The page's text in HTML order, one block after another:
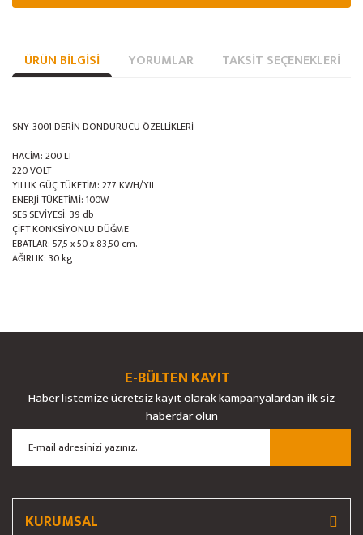
ÜRÜN BILGISI YORUMLAR TAKSIT SEÇENEKLERI
SNY-3001 DERİN DONDURUCU ÖZELLİKLERİ
HACİM: 200 LT
220 VOLT
YILLIK GÜÇ TÜKETİM: 277 KWH/YIL
ENERJİ TÜKETİMİ: 100W
SES SEVİYESİ: 39 db
ÇİFT KONKSİYONLU DÜĞME
EBATLAR: 57,5 x 50 x 83,50 cm.
AĞIRLIK: 30 kg
Bu ürüne ilk yorumu siz yapın!
Yorum Yaz
yetersiz gördüğünüz noktaları öneri formunu kullanarak tarafımıza
Ürün resmi kalitesiz, bozuk veya görüntülenemiyor.
Ürün açıklamasında eksik bilgiler bulunuyor.
Ürün bilgilerinde hatalar bulunuyor.
Ürün fiyatı diğer sitelerden daha pahalı.
E-BÜLTEN KAYIT
Haber listemize ücretsiz kayıt olarak kampanyalardan ilk siz
haberdar olun
KURUMSAL